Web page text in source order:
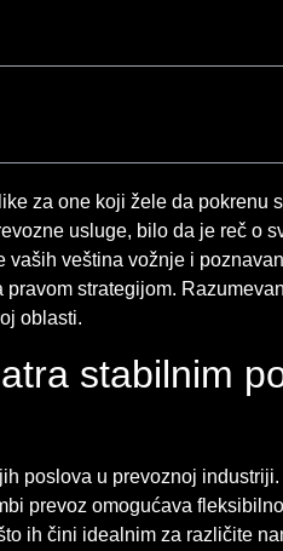
za one koji žele da pokrenu
usluge, bilo da je reč o
vaših veština vožnje i
strategijom.
oblasti.
stabilnim
poslova u prevoznoj industriji.
prevoz omogućava
ih čini idealnim za različite